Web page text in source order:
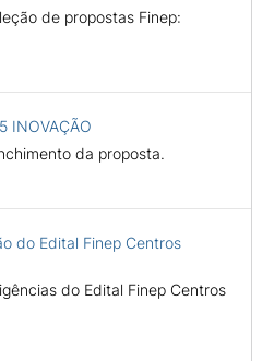
de propostas Finep:
INOVAÇÃO
da proposta.
do Edital Finep Centros
do Edital Finep Centros